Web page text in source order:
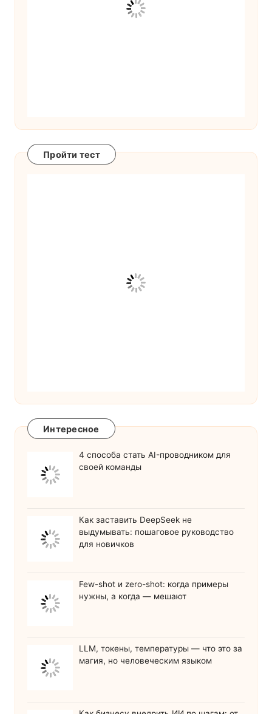
Пройти тест
Интересное
4 способа стать AI-проводником для
своей команды
Как заставить DeepSeek не
выдумывать: пошаговое руководство
для новичков
Few-shot и zero-shot: когда примеры
нужны, а когда — мешают
LLM, токены, температуры — что это за
магия, но человеческим языком